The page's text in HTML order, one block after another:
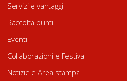
Servizi e vantaggi
Raccolta punti
Eventi
Collaborazioni e Festival
Notizie e Area stampa